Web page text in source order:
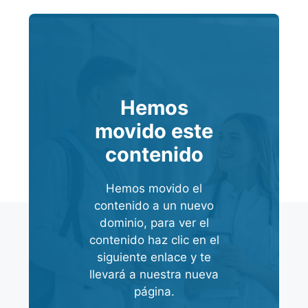
Hemos
movido este
contenido
Hemos movido el
contenido a un nuevo
dominio, para ver el
contenido haz clic en el
siguiente enlace y te
llevará a nuestra nueva
página.